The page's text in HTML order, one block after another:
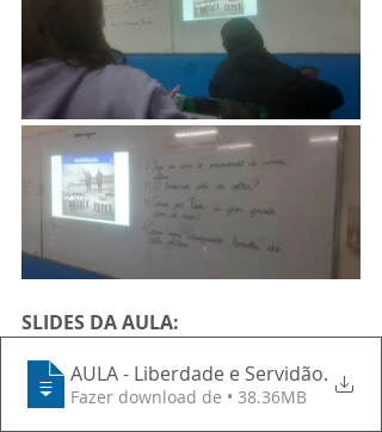
SLIDES DA AULA:
AULA - Liberdade e Servidão.
Fazer download de • 38.36MB